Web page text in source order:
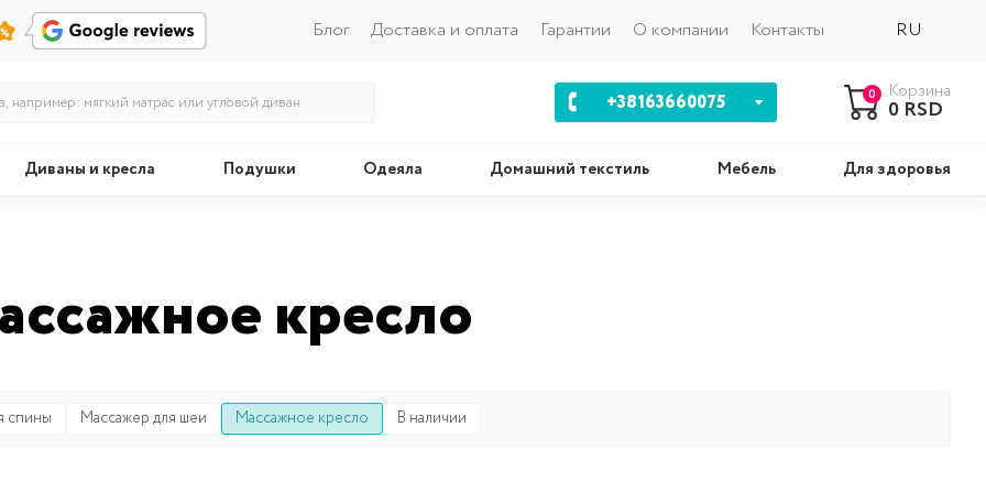
Блог Доставка и оплата Гарантии О компании Контакты RU
+38163660075 0 Корзина
0 RSD
Диваны и кресла Подушки Одеяла Домашний текстиль Мебель Для здоровья
Назад
кресло
спины Массажер для шеи Массажное кресло В наличии